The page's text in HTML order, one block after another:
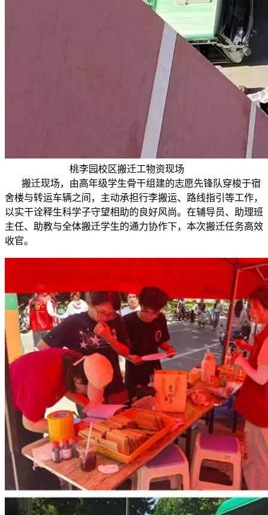
桃李园校区搬迁工物资现场
搬迁现场，由高年级学生骨干组建的志愿先锋队穿梭于宿
舍楼与转运车辆之间，主动承担行李搬运、路线指引等工作，
以实干诠释生科学子守望相助的良好风尚。在辅导员、助理班
主任、助教与全体搬迁学生的通力协作下，本次搬迁任务高效
收官。